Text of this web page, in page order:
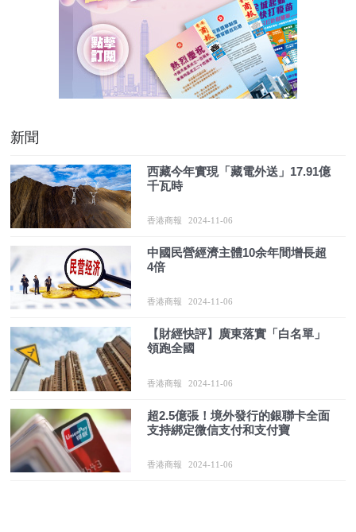
新聞
西藏今年實現「藏電外送」17.91億
千瓦時
香港商報 2024-11-06
中國民營經濟主體10余年間增長超
4倍
香港商報 2024-11-06
【財經快評】廣東落實「白名單」
領跑全國
香港商報 2024-11-06
超2.5億張！境外發行的銀聯卡全面
支持綁定微信支付和支付寶
香港商報 2024-11-06